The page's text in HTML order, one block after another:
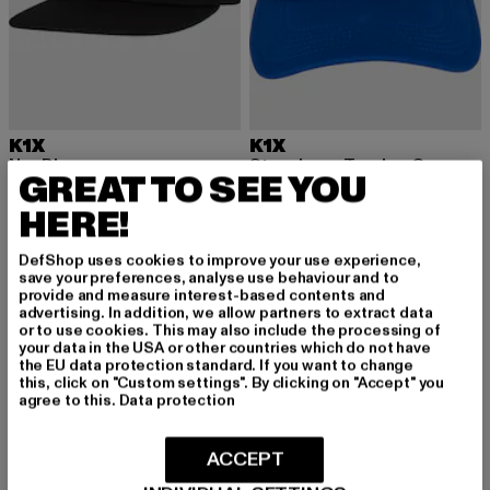
K1X
Nyc Bb
18,99 EUR
Derzeitiger Preis: 18,99 EUR
24,99 EUR Aktionspreis: 24,99 EUR
K1X
Stars Logo Trucker Cap
18,99 EUR
Derzeitiger Preis: 18,99 EUR
24,99 EUR
-47% -25%
GREAT TO SEE YOU
HERE!
DefShop uses cookies to improve your use experience,
save your preferences, analyse use behaviour and to
provide and measure interest-based contents and
advertising. In addition, we allow partners to extract data
or to use cookies. This may also include the processing of
your data in the USA or other countries which do not have
the EU data protection standard. If you want to change
this, click on "Custom settings". By clicking on "Accept" you
agree to this. Data protection
ACCEPT